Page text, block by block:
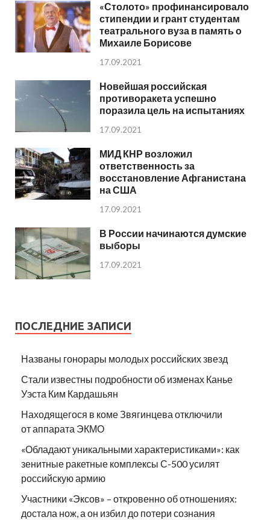
«Столото» профинансировало
стипендии и грант студентам
театрального вуза в память о
Михаиле Борисове
17.09.2021
Новейшая российская
противоракета успешно
поразила цель на испытаниях
17.09.2021
МИД КНР возложил
ответственность за
восстановление Афганистана
на США
17.09.2021
В России начинаются думские
выборы
17.09.2021
ПОСЛЕДНИЕ ЗАПИСИ
Названы гонорары молодых российских звезд
Стали известны подробности об изменах Канье
Уэста Ким Кардашьян
Находящегося в коме Звягинцева отключили
от аппарата ЭКМО
«Обладают уникальными характеристиками»: как
зенитные ракетные комплексы С-500 усилят
российскую армию
Участники «Эксов» – откровенно об отношениях:
достала нож, а он избил до потери сознания